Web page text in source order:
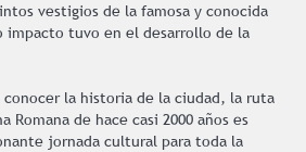
vestigios de la famosa y conocida
impacto tuvo en el desarrollo de la
la historia de la ciudad, la ruta
Romana de hace casi 2000 años es
jornada cultural para toda la